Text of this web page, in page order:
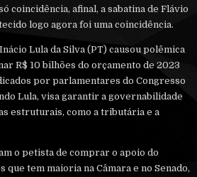
coincidência, afinal, a sabatina de Flávio
logo agora foi uma coincidência.
Lula da Silva (PT) causou polêmica
R$ 10 bilhões do orçamento de 2023
por parlamentares do Congresso
Lula, visa garantir a governabilidade
estruturais, como a tributária e a
o petista de comprar o apoio do
tem maioria na Câmara e no Senado,